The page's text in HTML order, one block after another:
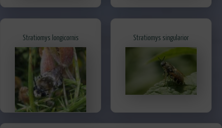
Stratiomys longicornis Stratiomys singularior